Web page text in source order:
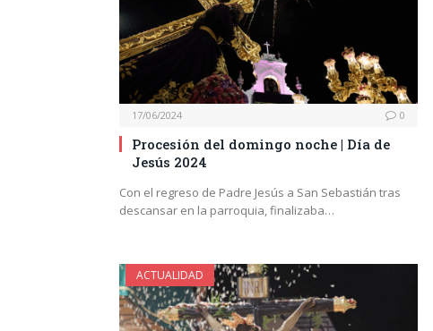
17/06/2024 0
Procesión del domingo noche | Día de
Jesús 2024
Con el regreso de Padre Jesús a San Sebastián tras
descansar en la parroquia, finalizaba…
ACTUALIDAD